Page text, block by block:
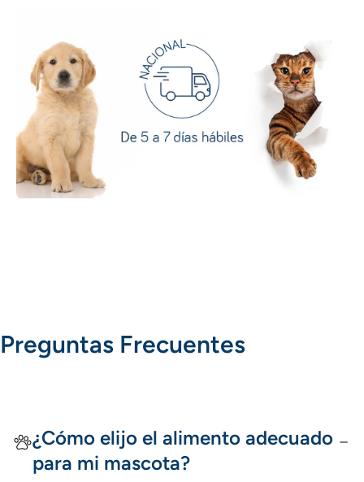
Preguntas Frecuentes
¿Cómo elijo el alimento adecuado
para mi mascota?